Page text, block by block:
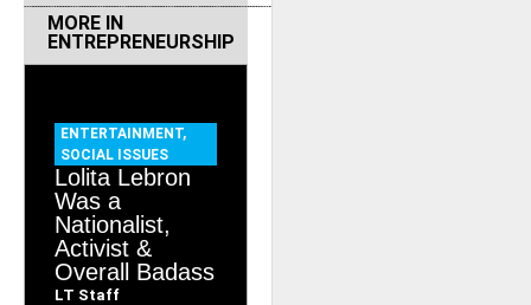
MORE IN
ENTREPRENEURSHIP
ENTERTAINMENT,
SOCIAL ISSUES
Lolita Lebron
Was a
Nationalist,
Activist &
Overall Badass
LT Staff